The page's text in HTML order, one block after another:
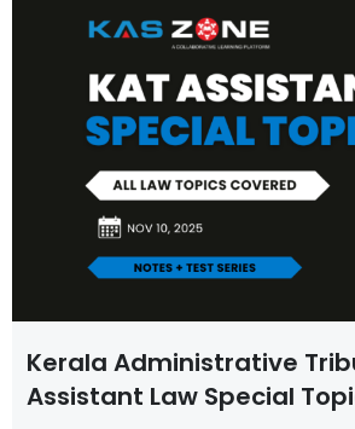
Kerala Administrative
Assistant Law Special